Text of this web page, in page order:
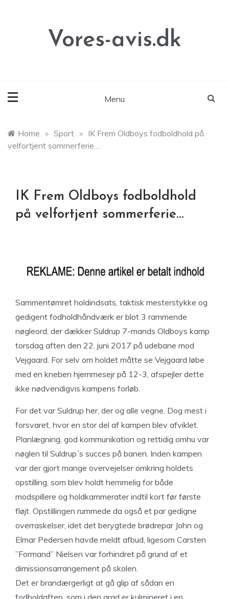
Vores-avis.dk
Menu
Home » Sport » IK Frem Oldboys fodboldhold på
velfortjent sommerferie…
IK Frem Oldboys fodboldhold
på velfortjent sommerferie…
Sammentømret holdindsats, taktisk mesterstykke og
gedigent fodholdhåndværk er blot 3 rammende
nøgleord, der dækker Suldrup 7-mands Oldboys kamp
torsdag aften den 22. juni 2017 på udebane mod
Vejgaard. For selv om holdet måtte se Vejgaard løbe
med en kneben hjemmesejr på 12-3, afspejler dette
ikke nødvendigvis kampens forløb.
For det var Suldrup her, der og alle vegne. Dog mest i
forsvaret, hvor en stor del af kampen blev afviklet.
Planlægning, god kommunikation og rettidig omhu var
nøglen til Suldrup´s succes på banen. Inden kampen
var der gjort mange overvejelser omkring holdets
opstilling, som blev holdt hemmelig for både
modspillere og holdkammerater indtil kort før første
fløjt. Opstillingen rummede da også et par gedigne
overraskelser, idet det berygtede brødrepar John og
Elmar Pedersen havde meldt afbud, ligesom Carsten
”Formand” Nielsen var forhindret på grund af et
dimissionsarrangement på skolen.
Det er brandærgerligt at gå glip af sådan en
fodboldaften, som i den grad er kulmineret i en